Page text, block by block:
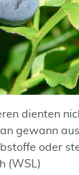
dienten
gewann
oder
(WSL)